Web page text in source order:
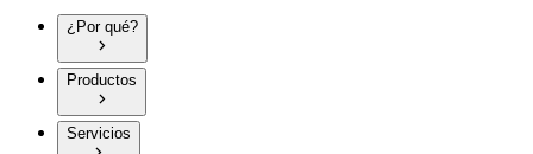
¿Por qué?
Productos
Servicios